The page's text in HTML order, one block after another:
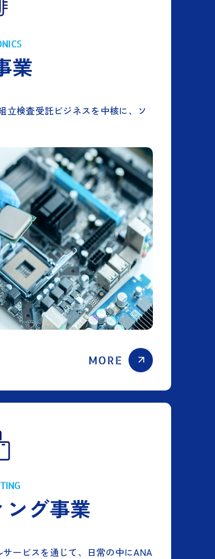
業
立検査受託ビジネスを中核に、ソ
MORE
ング事業
ービスを通じて、日常の中にANA